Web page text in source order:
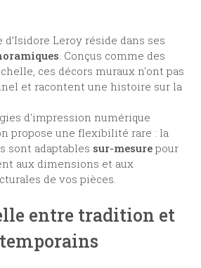
Leroy réside dans ses
. Conçus comme des
ces décors muraux n'ont pas
et racontent une histoire sur la
d'impression numérique
propose une flexibilité rare : la
sont adaptables sur-mesure pour
aux dimensions et aux
de vos pièces.
entre tradition et